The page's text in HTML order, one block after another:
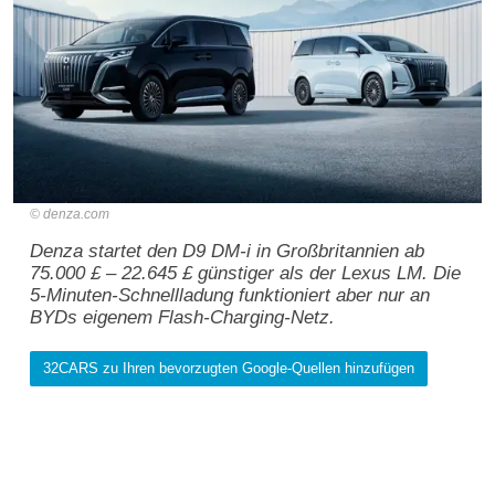
denza.com
Denza startet den D9 DM-i in Großbritannien ab
75.000 £ – 22.645 £ günstiger als der Lexus LM. Die
5-Minuten-Schnellladung funktioniert aber nur an
BYDs eigenem Flash-Charging-Netz.
32CARS zu Ihren bevorzugten Google-Quellen hinzufügen